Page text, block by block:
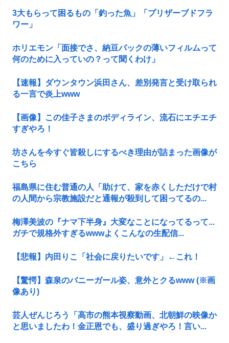
3大もらって困るもの「釣った魚」「プリザーブドフラ
ワー」
ホリエモン「面接でさ、納豆パックの薄いフィルムって
何のために入っていの？って聞くわけ」
【速報】ダウンタウン浜田さん、差別発言と受け取られ
る一言で炎上www
【画像】この佳子さまのボディライン、流石にエチエチ
すぎやろ！
坊さんを今すぐ皆殺しにするべき理由が詰まった画像が
こちら
福島県に住む普通の人「助けて、家を赤くしただけで村
の人間から宗教施設だと通報が殺到して困ってるの...
梅澤美波の『ナマ下半身』大変なことになってるって...
ガチで規格外すぎるwwwよくこんなの生配信...
【悲報】内田りこ「社会に戻りたいです」←これ！
【驚愕】森泉のバニーガール姿、意外とクるwww (※画
像あり)
芸人ぜんじろう「高市の熊本視察動画、北朝鮮の映像か
と思いましたわ！金正恩でも、盛り過ぎやろ！言い...